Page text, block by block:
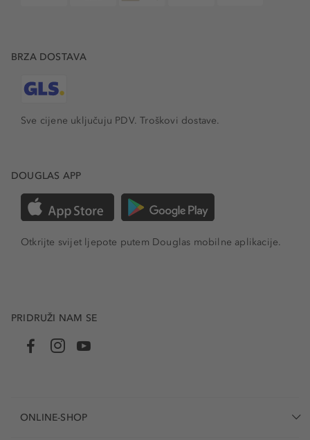
BRZA DOSTAVA
Sve cijene uključuju PDV.Troškovi dostave.
DOUGLAS APP
Otkrijte svijet ljepote putem Douglas mobilne aplikacije.
PRIDRUŽI NAM SE
ONLINE-SHOP